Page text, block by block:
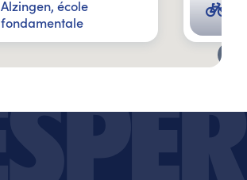
Alzingen, école
fondamentale